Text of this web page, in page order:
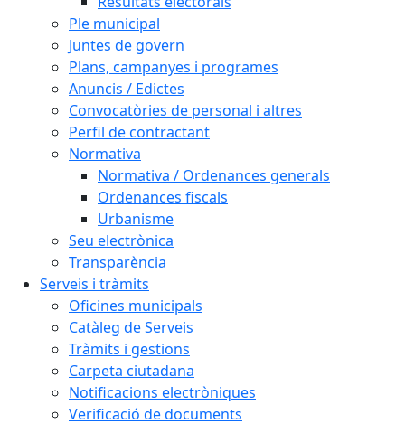
Ple municipal
Juntes de govern
Plans, campanyes i programes
Anuncis / Edictes
Convocatòries de personal i altres
Perfil de contractant
Normativa
Normativa / Ordenances generals
Ordenances fiscals
Urbanisme
Seu electrònica
Transparència
Serveis i tràmits
Oficines municipals
Catàleg de Serveis
Tràmits i gestions
Carpeta ciutadana
Notificacions electròniques
Verificació de documents